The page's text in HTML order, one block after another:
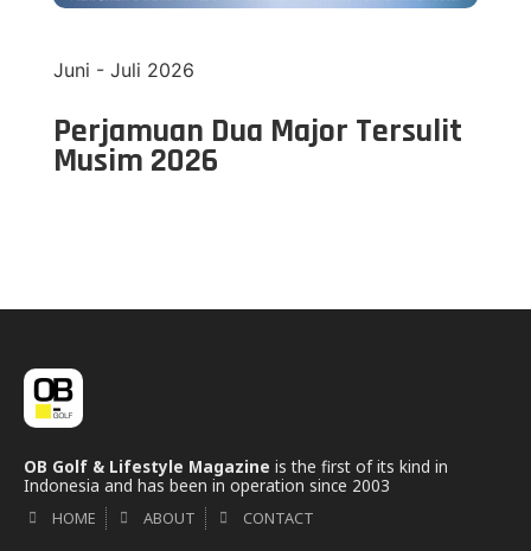
Juni - Juli 2026
Perjamuan Dua Major Tersulit
Musim 2026
OB Golf & Lifestyle Magazine is the first of its kind in
Indonesia and has been in operation since 2003
HOME ABOUT CONTACT